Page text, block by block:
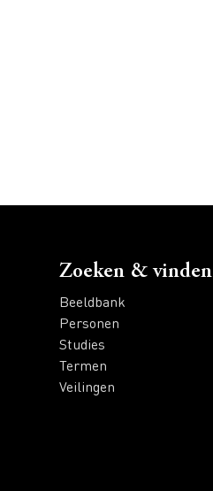
Zoeken & vinden
Beeldbank
Personen
Studies
Termen
Veilingen